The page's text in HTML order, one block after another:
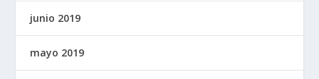
junio 2019
mayo 2019